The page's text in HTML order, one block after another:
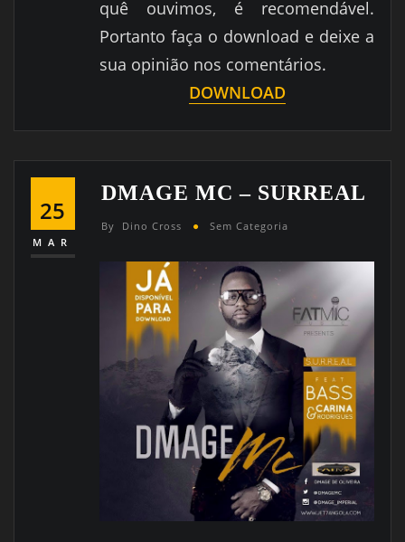
quê ouvimos, é recomendável.
Portanto faça o download e deixe a
sua opinião nos comentários.
DOWNLOAD
25
MAR
DMAGE MC – SURREAL
By Dino Cross Sem Categoria